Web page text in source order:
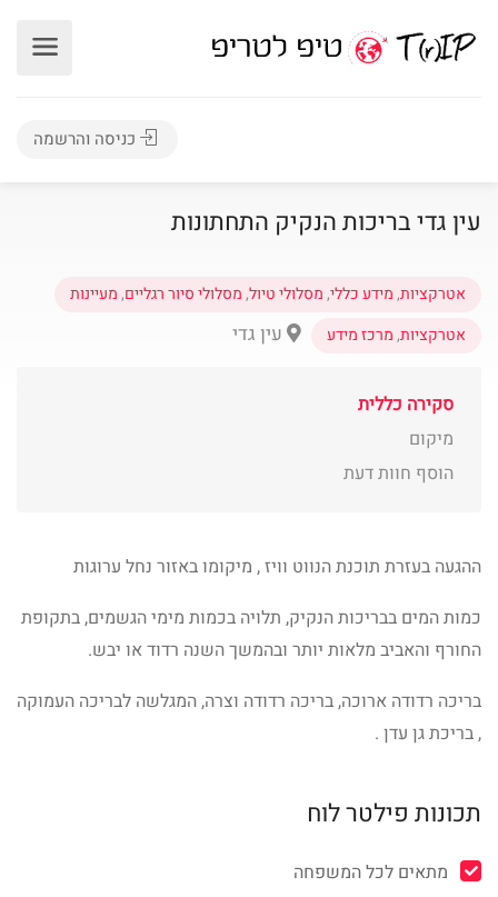
כניסה והרשמה
עין גדי בריכות הנקיק התחתונות
אטרקציות,מידע כללי,מסלולי טיול,מסלולי סיור רגליים,מעיינות
אטרקציות,מרכז מידע עין גדי
סקירה כללית
מיקום
הוסף חוות דעת
ההגעה בעזרת תוכנת הנווט וויז , מיקומו באזור נחל ערוגות
כמות המים בבריכות הנקיק, תלויה בכמות מימי הגשמים, בתקופת
החורף והאביב מלאות יותר ובהמשך השנה רדוד או יבש.
בריכה רדודה ארוכה, בריכה רדודה וצרה, המגלשה לבריכה העמוקה
, בריכת גן עדן .
תכונות פילטר לוח
מתאים לכל המשפחה